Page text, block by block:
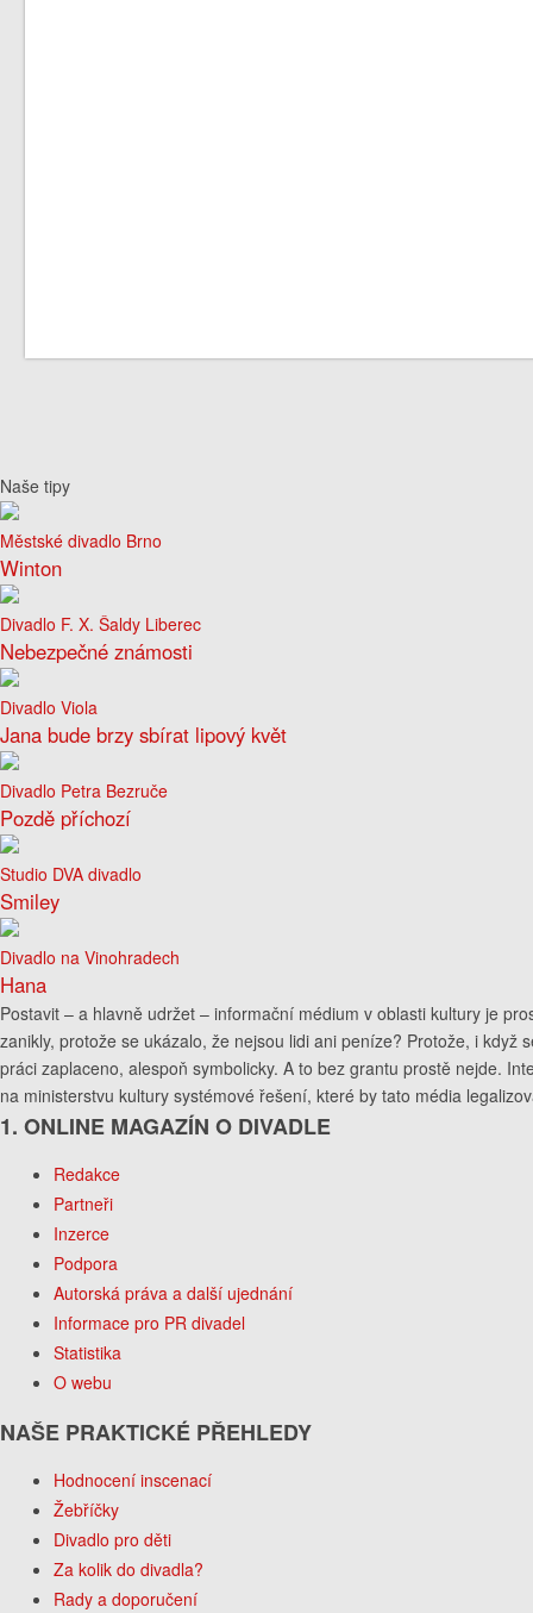
Naše tipy
Městské divadlo Brno
Winton
Divadlo F. X. Šaldy Liberec
Nebezpečné známosti
Divadlo Viola
Jana bude brzy sbírat lipový květ
Divadlo Petra Bezruče
Pozdě příchozí
Studio DVA divadlo
Smiley
Divadlo na Vinohradech
Hana
Postavit – a hlavně udržet – informační médium v oblasti kultury je
zanikly, protože se ukázalo, že nejsou lidi ani peníze? Protože, i
práci zaplaceno, alespoň symbolicky. A to bez grantu prostě nejde.
na ministerstvu kultury systémové řešení, které by tato média
1. ONLINE MAGAZÍN O DIVADLE
Redakce
Partneři
Inzerce
Podpora
Autorská práva a další ujednání
Informace pro PR divadel
Statistika
O webu
NAŠE PRAKTICKÉ PŘEHLEDY
Hodnocení inscenací
Žebříčky
Divadlo pro děti
Za kolik do divadla?
Rady a doporučení